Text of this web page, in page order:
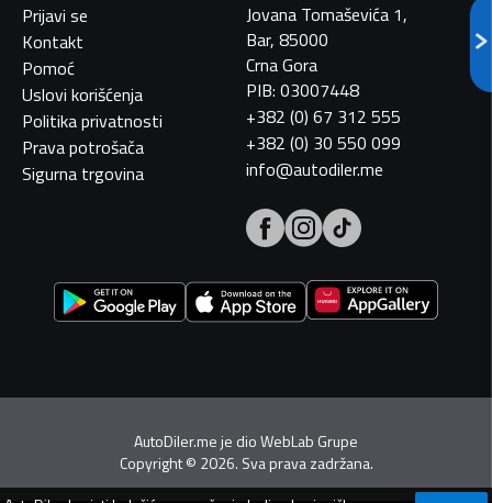
Prijavi se
Kontakt
Pomoć
Uslovi korišćenja
Politika privatnosti
Prava potrošača
Sigurna trgovina
Jovana Tomaševića 1,
Bar, 85000
Crna Gora
PIB: 03007448
+382 (0) 67 312 555
+382 (0) 30 550 099
info@autodiler.me
AutoDiler.me je dioWebLab Grupe
Copyright© 2026. Sva prava zadržana.